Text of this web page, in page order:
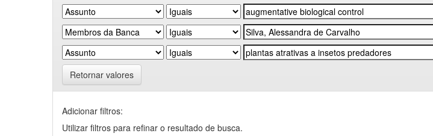
Retornar valores
Adicionar filtros:
Utilizar filtros para refinar o resultado de busca.